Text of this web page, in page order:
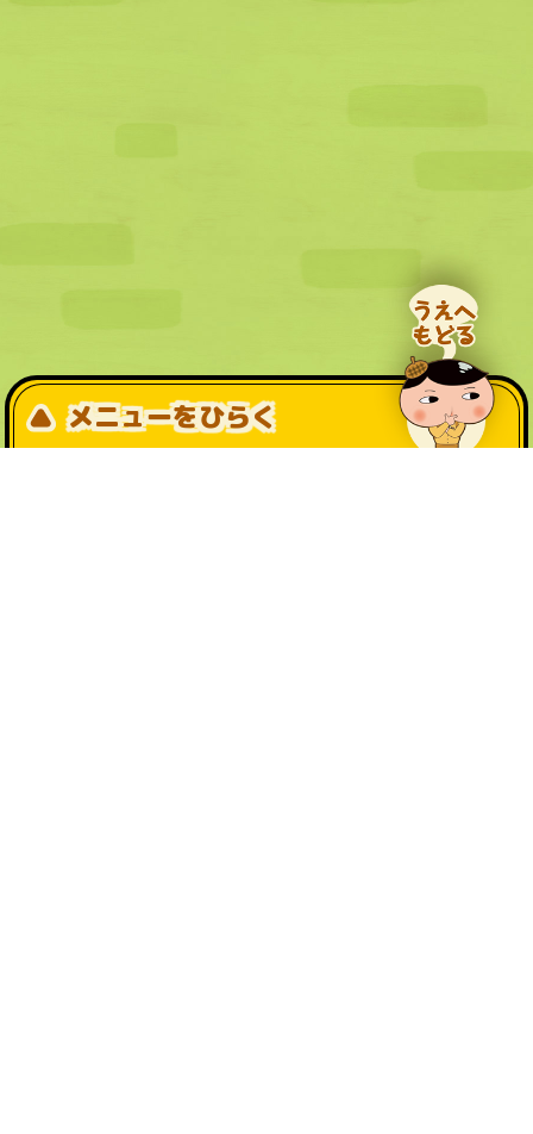
メニューをひらく
公式SNS一覧